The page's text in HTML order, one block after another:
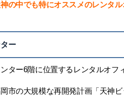
の中でも特にオススメのレンタ
ー
ター6階に位置するレンタルオフ
市の大規模な再開発計画「天神